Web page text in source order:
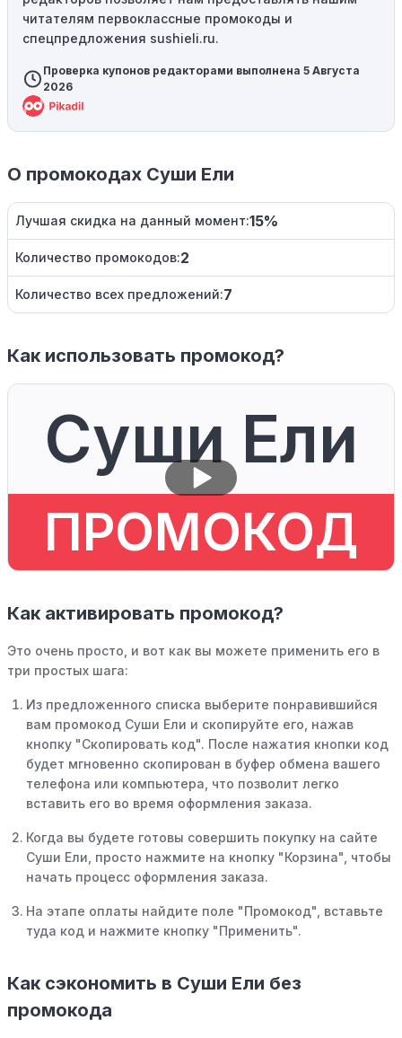
читателям первоклассные промокоды и
спецпредложения sushieli.ru.
Проверка купонов редакторами выполнена 5 Августа
2026
О промокодах Суши Ели
Лучшая скидка на данный момент:15%
Количество промокодов:2
Количество всех предложений:7
Как использовать промокод?
Суши Ели
ПРОМОКОД
Как активировать промокод?
Это очень просто, и вот как вы можете применить его в
три простых шага:
Из предложенного списка выберите понравившийся
вам промокод Суши Ели и скопируйте его, нажав
кнопку "Скопировать код". После нажатия кнопки код
будет мгновенно скопирован в буфер обмена вашего
телефона или компьютера, что позволит легко
вставить его во время оформления заказа.
Когда вы будете готовы совершить покупку на сайте
Суши Ели, просто нажмите на кнопку "Корзина", чтобы
начать процесс оформления заказа.
На этапе оплаты найдите поле "Промокод", вставьте
туда код и нажмите кнопку "Применить".
Как сэкономить в Суши Ели без
промокода